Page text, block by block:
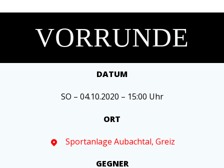
VORRUNDE
DATUM
SO – 04.10.2020 – 15:00 Uhr
ORT
Sportanlage Aubachtal, Greiz
GEGNER